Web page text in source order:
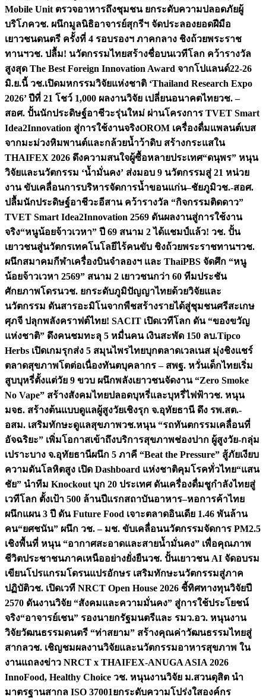
Mobile Unit ตรวจอาหารถึงชุมชน ยกระดับความปลอดภัยผู้
บริโภควช. ผนึกมูลนิธิอาจารย์สุกรีฯ จัดประลองยอดฝีมือ
เยาวชนดนตรี ครั้งที่ 4 รอบรองฯ ภาคกลาง ชิงถ้วยพระราช
ทานฯวช. ปลื้ม! นวัตกรรมไทยสร้างชื่อบนเวทีโลก คว้ารางวัล
สูงสุด The Best Foreign Innovation Award จากโปแลนด์22-26
มิ.ย.นี้ วช.เปิดมหกรรมวิจัยแห่งชาติ ‘Thailand Research Expo
2026’ ปีที่ 21 โชว์ 1,000 ผลงานวิจัย เปลี่ยนอนาคตไทยวช. –
สอศ. ปั้นนักประดิษฐ์อาชีวะรุ่นใหม่ ผ่านโครงการ TVET Smart
Idea2Innovation สู่การใช้งานจริงOROM เครื่องดื่มแพลนต์เบส
จากมะม่วงหิมพานต์และกล้วยน้ำว้าดิบ สร้างกระแสใน
THAIFEX 2026 ดึงความสนใจผู้ซื้อหลายประเทศ“ดนุพร” หนุน
วิจัยและนวัตกรรม ‘น้ำมั่นคง’ ส่งมอบ 9 นวัตกรรมสู่ 21 หน่วย
งาน ขับเคลื่อนการบริหารจัดการน้ำขอนแก่น–ชัยภูมิวช.-สอศ.
ปลื้มนักประดิษฐ์อาชีวะอีสาน คว้ารางวัล “กิจกรรมติดดาว”
TVET Smart Idea2Innovation 2569 ดันผลงานสู่การใช้งาน
จริง“หนูน้อยจ้าวเวหา” ปี 69 สนาม 2 ได้แชมป์แล้ว! วช. ปั้น
เยาวชนสู่นวัตกรเทคโนโลยีไร้คนขับ ชิงถ้วยพระราชทานฯวช.
ผนึกสมาคมกีฬาเครื่องบินจำลองฯ และ ThaiPBS จัดศึก “หนู
น้อยจ้าวเวหา 2569” สนาม 2 เยาวชนกว่า 60 ทีมประชัน
ศักยภาพโดรนวช. ยกระดับภูมิปัญญาไทยด้วยวิจัยและ
นวัตกรรม ดันสารอะมิโนจากพืชสร้างรายได้สู่ชุมชนศรีสะเกษ
ศุภจี ปลุกพลังคราฟต์ไทย! SACIT เปิดเวทีโลก ดัน “ของขวัญ
แห่งชาติ” ดึงคนชมทะลุ 5 หมื่นคน เงินสะพัด 150 ลบ.Tipco
Herbs เปิดเกมรุกส่ง 5 สมุนไพรไทยบุกตลาดเวลเนส มุ่งชิงแชร์
ตลาดสุขภาพโตต่อเนื่องทันตบุคลากร – สพฐ. หวั่นเด็กไทยเริ่ม
สูบบุหรี่ตั้งแต่วัย 9 ขวบ ผนึกพลังเยาวชนจัดงาน “Zero Smoke
No Vape” สร้างสังคมไทยปลอดบุหรี่และบุหรี่ไฟฟ้าวช. หนุน
มจธ. สร้างต้นแบบดูแลผู้สูงวัยเชิงรุก จ.อุทัยธานี ดึง รพ.สต.-
อสม. เสริมทักษะดูแลสุขภาพวช.หนุน “รถทันตกรรมเคลื่อนที่
อัจฉริยะ” เพิ่มโอกาสเข้าถึงบริการสุขภาพช่องปาก ผู้สูงวัย-กลุ่ม
เปราะบาง จ.อุทัยธานีผนึก 5 ภาคี “Beat the Pressure” สู้ภัยเงียบ
ความดันโลหิตสูง เปิด Dashboard แห่งชาติคุมโรคทั่วไทย“แสน
ชัย” นำทีม Knockout บุก 20 ประเทศ ดันเครื่องดื่มชูกำลังไทยสู่
เวทีโลก ตั้งเป้า 500 ล้านปีแรกสถาบันอาหาร–หอการค้าไทย
ผนึกแผน 3 ปี ดัน Future Food เจาะตลาดอินเดีย 1.46 พันล้าน
คน“ยศชนัน” ผนึก วช. – มช. ขับเคลื่อนนวัตกรรมจัดการ PM2.5
เชิงพื้นที่ หนุน “อากาศสะอาดและสายน้ำมั่นคง” เพื่อคุณภาพ
ชีวิตประชาชนภาคเหนืออย่างยั่งยืนวช. ปั้นเยาวชน AI จัดอบรม
เขียนโปรแกรมโดรนแปรอักษร เสริมทักษะนวัตกรรมสู่ภาค
ปฏิบัติวช. เปิดเวที NRCT Open House 2026 ชี้ทิศทางทุนวิจัยปี
2570 ดันงานวิจัย “สังคมและความมั่นคง” สู่การใช้ประโยชน์
จริง“อาจารย์เชน” รองนายกรัฐมนตรีและ รมว.อว. หนุนงาน
วิจัยวัฒนธรรมดนตรี “ท่าสยาม” สร้างคุณค่าวัฒนธรรมไทยสู่
สากลวช. เชิญชมผลงานวิจัยและนวัตกรรมอาหารสุขภาพ ใน
งานแถลงข่าว NRCT x THAIFEX-ANUGA ASIA 2026
InnoFood, Healthy Choice วช. หนุนงานวิจัย ม.สวนดุสิต นำ
มาตรฐานสากล ISO 37001ยกระดับความโปร่งใสองค์กร